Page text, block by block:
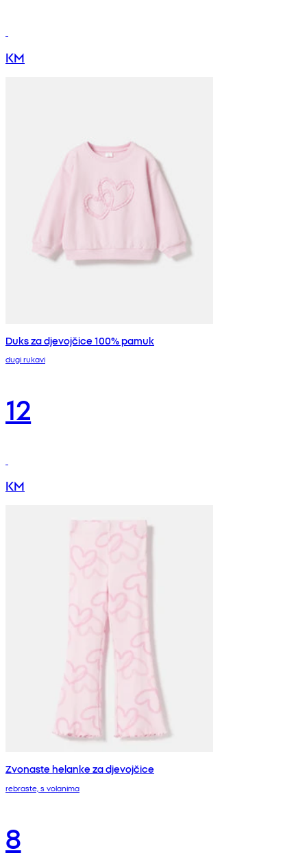
KM
Duks za djevojčice 100% pamuk
dugi rukavi
12
KM
Zvonaste helanke za djevojčice
rebraste, s volanima
8